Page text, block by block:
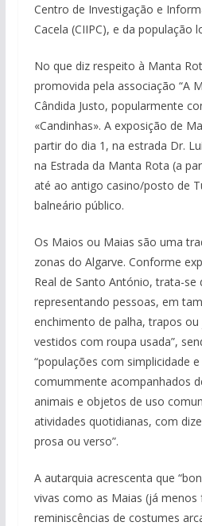
Centro de Investigação e
Cacela (CIIPC), e da população
No que diz respeito à Manta
promovida pela associação “A
Cândida Justo, popularmente
«Candinhas». A exposição de
partir do dia 1, na estrada Dr.
na Estrada da Manta Rota (a
até ao antigo casino/posto de
balneário público.
Os Maios ou Maias são uma
zonas do Algarve. Conforme
Real de Santo António, trata-se
representando pessoas, em
enchimento de palha, trapos
vestidos com roupa usada”,
“populações com simplicidade
comummente acompanhados
animais e objetos de uso
atividades quotidianas, com
prosa ou verso”.
A autarquia acrescenta que
vivas como as Maias (já menos
reminiscências de costumes